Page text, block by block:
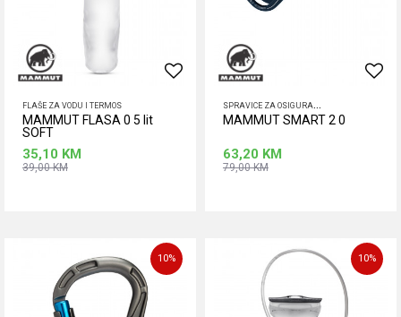
FLAŠE ZA VODU I TERMOS
MAMMUT FLASA 0 5 lit
SOFT
35,10 KM
39,00KM
MAMMUT SMART 2 0
63,20 KM
79,00KM
10% 10%